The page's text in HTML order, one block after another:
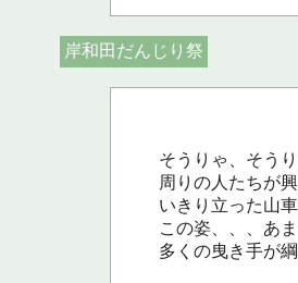
岸和田だんじり祭
そうりゃ、そう
周りの人たちが
いきり立った山
この姿、、、あ
多くの曳き手が